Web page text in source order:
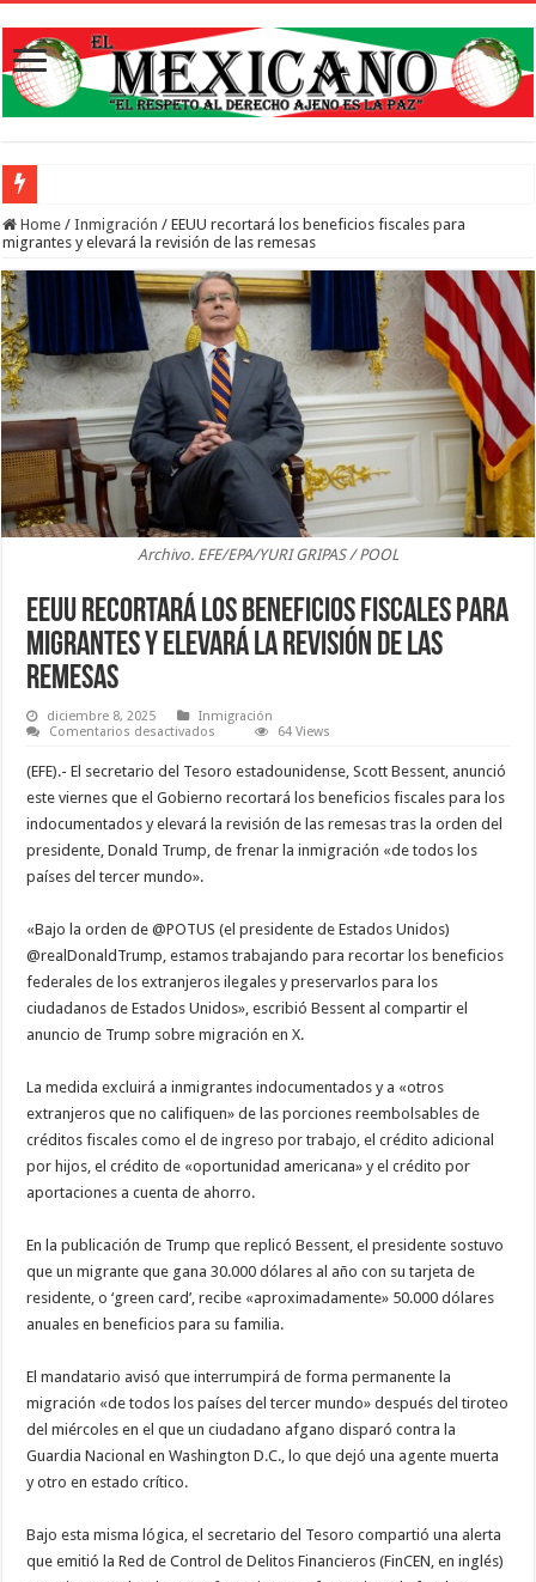
Home / Inmigración / EEUU recortará los beneficios fiscales para
migrantes y elevará la revisión de las remesas
Archivo. EFE/EPA/YURI GRIPAS / POOL
EEUU recortará los beneficios fiscales para
migrantes y elevará la revisión de las
remesas
diciembre 8, 2025
Inmigración
Comentarios desactivados
los
beneficios
fiscales
para
y
las
remesas
64 Views
(EFE).- El secretario del Tesoro estadounidense, Scott Bessent, anunció
este viernes que el Gobierno recortará los beneficios fiscales para los
indocumentados y elevará la revisión de las remesas tras la orden del
presidente, Donald Trump, de frenar la inmigración «de todos los
países del tercer mundo».
«Bajo la orden de @POTUS (el presidente de Estados Unidos)
@realDonaldTrump, estamos trabajando para recortar los beneficios
federales de los extranjeros ilegales y preservarlos para los
ciudadanos de Estados Unidos», escribió Bessent al compartir el
anuncio de Trump sobre migración en X.
La medida excluirá a inmigrantes indocumentados y a «otros
extranjeros que no califiquen» de las porciones reembolsables de
créditos fiscales como el de ingreso por trabajo, el crédito adicional
por hijos, el crédito de «oportunidad americana» y el crédito por
aportaciones a cuenta de ahorro.
En la publicación de Trump que replicó Bessent, el presidente sostuvo
que un migrante que gana 30.000 dólares al año con su tarjeta de
residente, o ‘green card’, recibe «aproximadamente» 50.000 dólares
anuales en beneficios para su familia.
El mandatario avisó que interrumpirá de forma permanente la
migración «de todos los países del tercer mundo» después del tiroteo
del miércoles en el que un ciudadano afgano disparó contra la
Guardia Nacional en Washington D.C., lo que dejó una agente muerta
y otro en estado crítico.
Bajo esta misma lógica, el secretario del Tesoro compartió una alerta
que emitió la Red de Control de Delitos Financieros (FinCEN, en inglés)